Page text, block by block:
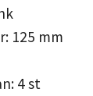
125 mm
4 st